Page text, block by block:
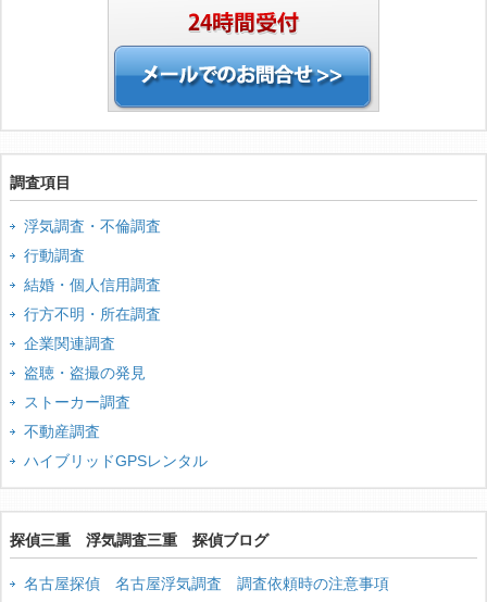
調査項目
浮気調査・不倫調査
行動調査
結婚・個人信用調査
行方不明・所在調査
企業関連調査
盗聴・盗撮の発見
ストーカー調査
不動産調査
ハイブリッドGPSレンタル
探偵三重 浮気調査三重 探偵ブログ
名古屋探偵 名古屋浮気調査 調査依頼時の注意事項